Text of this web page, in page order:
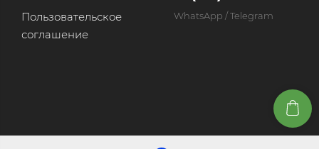
Пользовательское
соглашение
WhatsApp / Telegram